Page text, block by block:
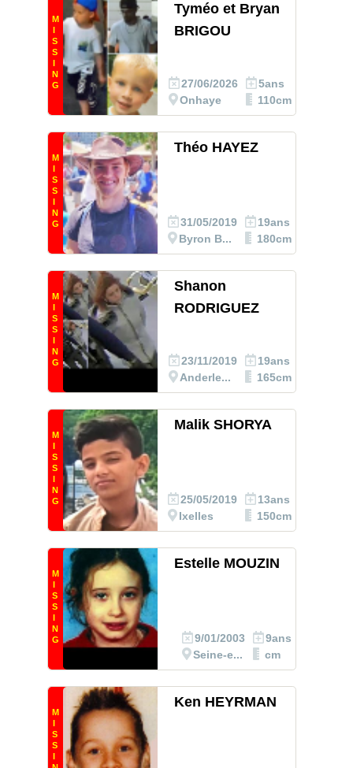
M
S
S
N
G
Tyméo et Bryan
BRIGOU
27/06/2026
Onhaye
5ans
110cm
M
S
S
N
G
Théo HAYEZ
31/05/2019
Byron B...
19ans
180cm
M
S
S
N
G
Shanon
RODRIGUEZ
23/11/2019
Anderle...
19ans
165cm
M
S
S
N
G
Malik SHORYA
25/05/2019
Ixelles
13ans
150cm
M
S
S
N
G
Estelle MOUZIN
9/01/2003
Seine-e...
9ans
cm
M
S
S
Ken HEYRMAN